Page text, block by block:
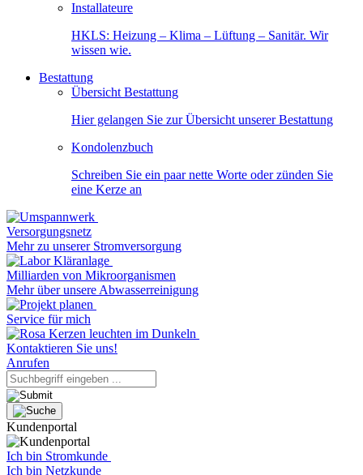
Installateure
HKLS: Heizung – Klima – Lüftung – Sanitär. Wir
wissen wie.
Bestattung
Übersicht Bestattung
Hier gelangen Sie zur Übersicht unserer Bestattung
Kondolenzbuch
Schreiben Sie ein paar nette Worte oder zünden Sie
eine Kerze an
Versorgungsnetz
Mehr zu unserer Stromversorgung
Milliarden von Mikroorganismen
Mehr über unsere Abwasserreinigung
Service für mich
Kontaktieren Sie uns!
Anrufen
Kundenportal
Ich bin Stromkunde
Ich bin Netzkunde